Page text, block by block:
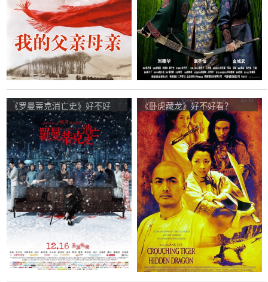
《罗曼蒂克消亡史》好不好
看？The Wasted Times观众点
评及剧本
《卧虎藏龙》好不好看？
Crouching Tiger, Hidden
Dragon观众点评及剧本